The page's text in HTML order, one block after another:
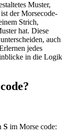
Muster,
der Morsecode-
Strich,
hat. Diese
auch
jedes
in die Logik
S im Morse code: